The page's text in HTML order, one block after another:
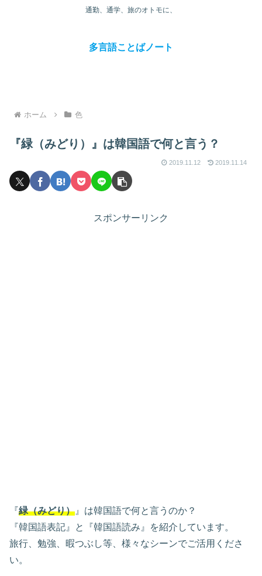
通勤、通学、旅のオトモに、
多言語ことばノート
ホーム 色
『緑（みどり）』は韓国語で何と言う？
2019.11.12 2019.11.14
スポンサーリンク
『緑（みどり） 』は韓国語で何と言うのか？
『韓国語表記』と『韓国語読み』を紹介しています。
旅行、勉強、暇つぶし等、様々なシーンでご活用くださ
い。